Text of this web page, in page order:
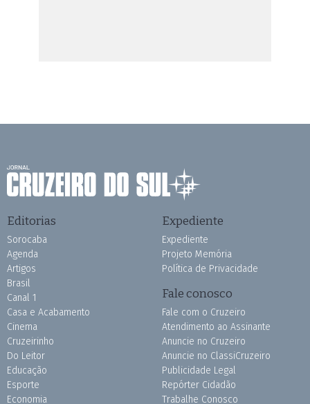
Editorias
Sorocaba
Agenda
Artigos
Brasil
Canal 1
Casa e Acabamento
Cinema
Cruzeirinho
Do Leitor
Educação
Esporte
Economia
Expediente
Expediente
Projeto Memória
Política de Privacidade
Fale conosco
Fale com o Cruzeiro
Atendimento ao Assinante
Anuncie no Cruzeiro
Anuncie no ClassiCruzeiro
Publicidade Legal
Repórter Cidadão
Trabalhe Conosco